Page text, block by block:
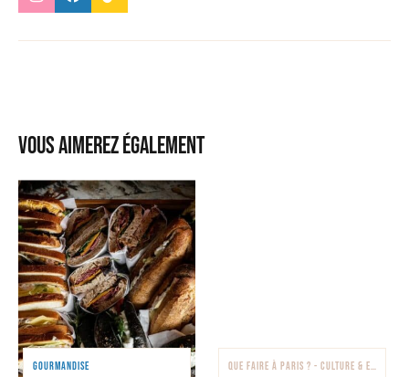
Vous aimerez également
GOURMANDISE
QUE FAIRE À PARIS ? - CULTURE & EXPOSITIONS